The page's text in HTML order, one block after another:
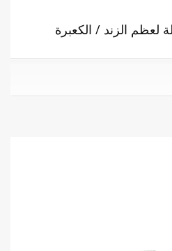
لعظم الزند / الكعبرة